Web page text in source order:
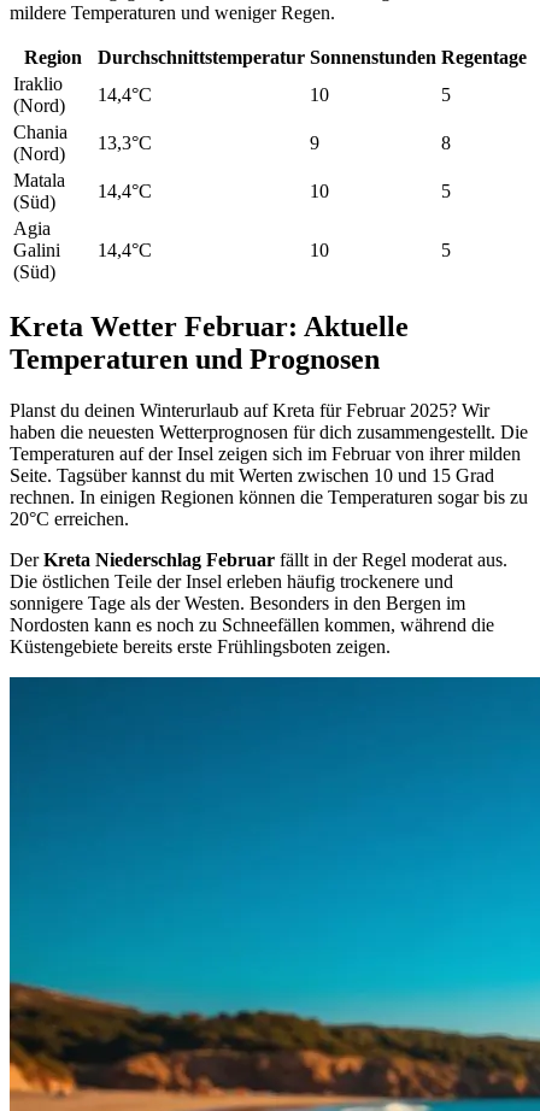
mildere Temperaturen und weniger Regen.
Region Durchschnittstemperatur Sonnenstunden Regentage
Iraklio
(Nord)
14,4°C 10
5
Chania
(Nord)
13,3°C 9
8
Matala
(Süd)
14,4°C 10
5
Agia
Galini
(Süd)
14,4°C 10 5
Kreta Wetter Februar: Aktuelle
Temperaturen und Prognosen
Planst du deinen Winterurlaub auf Kreta für Februar 2025? Wir
haben die neuesten Wetterprognosen für dich zusammengestellt. Die
Temperaturen auf der Insel zeigen sich im Februar von ihrer milden
Seite. Tagsüber kannst du mit Werten zwischen 10 und 15 Grad
rechnen. In einigen Regionen können die Temperaturen sogar bis zu
20°C erreichen.
DerKreta Niederschlag Februar fällt in der Regel moderat aus.
Die östlichen Teile der Insel erleben häufig trockenere und
sonnigere Tage als der Westen. Besonders in den Bergen im
Nordosten kann es noch zu Schneefällen kommen, während die
Küstengebiete bereits erste Frühlingsboten zeigen.